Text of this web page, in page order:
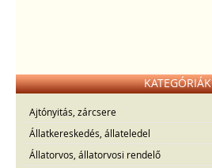
KATEGÓRIÁK
Ajtónyitás, zárcsere
Állatkereskedés, állateledel
Állatorvos, állatorvosi rendelő